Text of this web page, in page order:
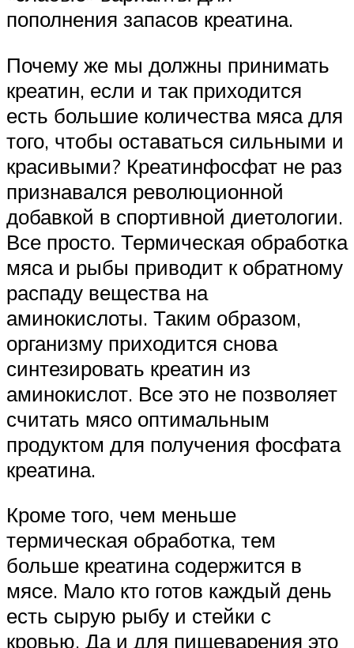
пополнения запасов креатина.
Почему же мы должны принимать
креатин, если и так приходится
есть большие количества мяса для
того, чтобы оставаться сильными и
красивыми? Креатинфосфат не раз
признавался революционной
добавкой в спортивной диетологии.
Все просто. Термическая обработка
мяса и рыбы приводит к обратному
распаду вещества на
аминокислоты. Таким образом,
организму приходится снова
синтезировать креатин из
аминокислот. Все это не позволяет
считать мясо оптимальным
продуктом для получения фосфата
креатина.
Кроме того, чем меньше
термическая обработка, тем
больше креатина содержится в
мясе. Мало кто готов каждый день
есть сырую рыбу и стейки с
кровью. Да и для пищеварения это